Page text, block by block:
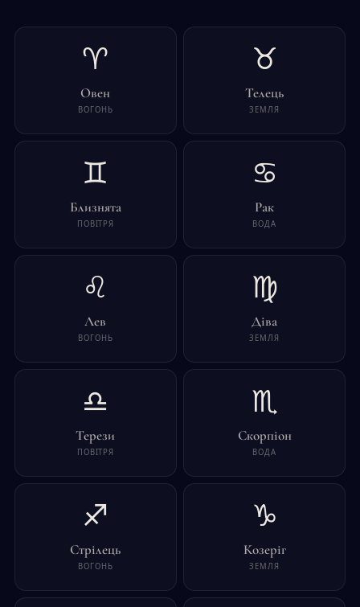
♈
Овен
ВОГОНЬ
♉
Телець
ЗЕМЛЯ
♊
Близнята
ПОВІТРЯ
♋
Рак
ВОДА
♌
Лев
ВОГОНЬ
♍
Діва
ЗЕМЛЯ
♎
Терези
ПОВІТРЯ
♏
Скорпіон
ВОДА
♐
Стрілець
ВОГОНЬ
♑
Козеріг
ЗЕМЛЯ